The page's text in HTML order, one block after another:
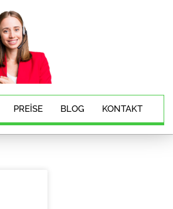
PREISE BLOG KONTAKT